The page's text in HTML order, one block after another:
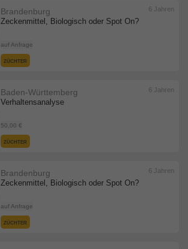
Zeckenmittel, Biologisch oder Spot On?
Brandenburg
auf Anfrage
6 Jahren
ZÜCHTER
Verhaltensanalyse
Baden-Württemberg
50,00 €
6 Jahren
ZÜCHTER
Zeckenmittel, Biologisch oder Spot On?
Brandenburg
auf Anfrage
6 Jahren
ZÜCHTER